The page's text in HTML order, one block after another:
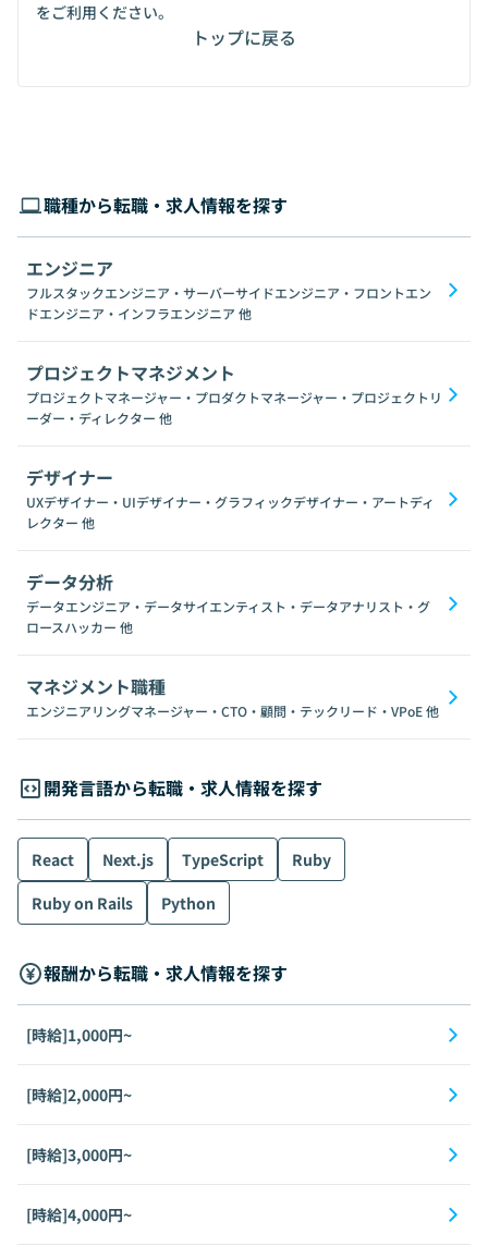
をご利用ください。
トップに戻る
職種から転職・求人情報を探す
エンジニア
フルスタックエンジニア・サーバーサイドエンジニア・フロントエン
ドエンジニア・インフラエンジニア 他
プロジェクトマネジメント
プロジェクトマネージャー・プロダクトマネージャー・プロジェクトリ
ーダー・ディレクター 他
デザイナー
UXデザイナー・UIデザイナー・グラフィックデザイナー・アートディ
レクター 他
データ分析
データエンジニア・データサイエンティスト・データアナリスト・グ
ロースハッカー 他
マネジメント職種
エンジニアリングマネージャー・CTO・顧問・テックリード・VPoE他
開発言語から転職・求人情報を探す
React Next.js TypeScript
Ruby
Ruby on Rails
Python
報酬から転職・求人情報を探す
[時給]1,000円~
[時給]2,000円~
[時給]3,000円~
[時給]4,000円~